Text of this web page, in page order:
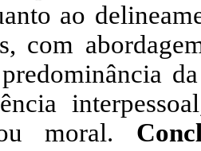
ao
com
moral.